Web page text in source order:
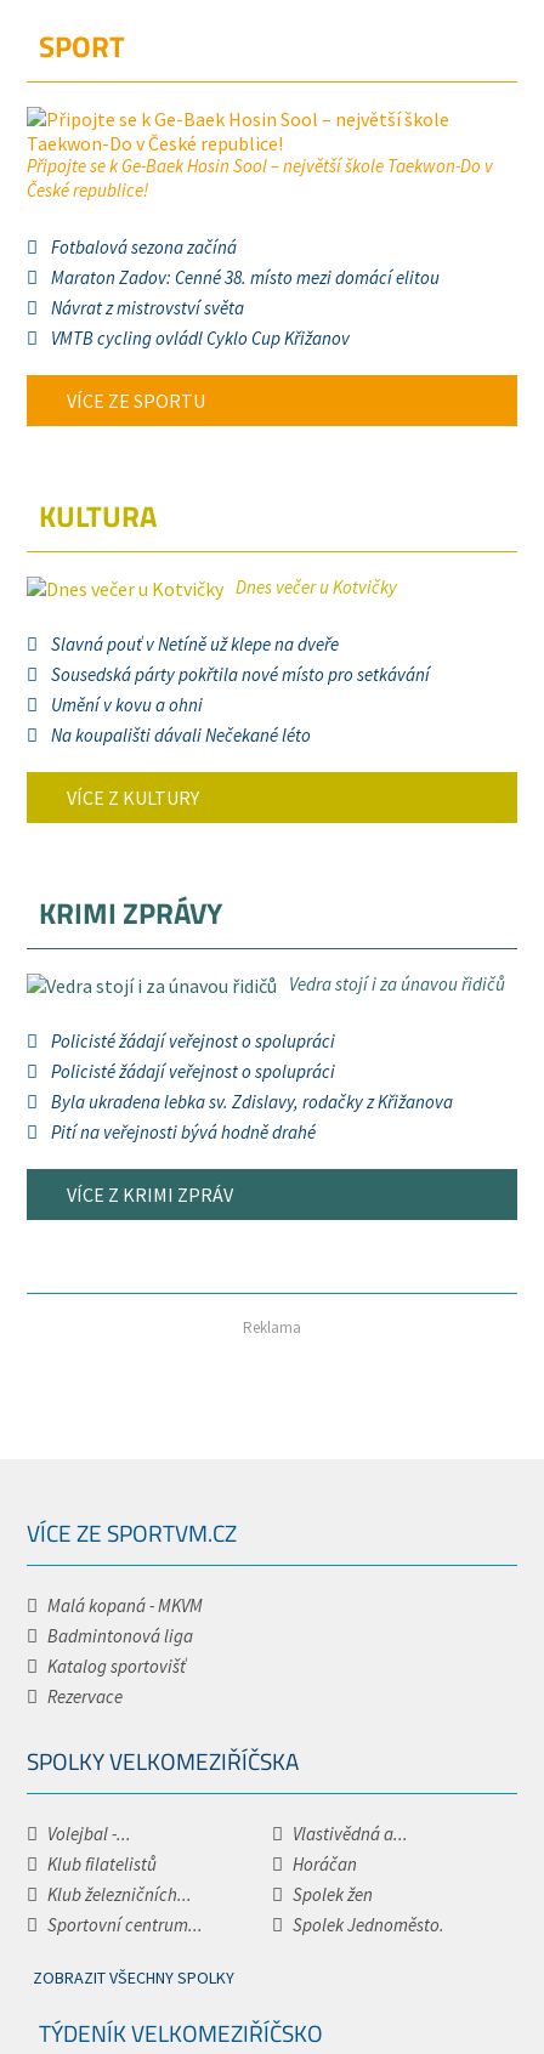
SPORT
Připojte se k Ge-Baek Hosin Sool – největší škole Taekwon-Do v
České republice!
Fotbalová sezona začíná
Maraton Zadov: Cenné 38. místo mezi domácí elitou
Návrat z mistrovství světa
VMTB cycling ovládl Cyklo Cup Křižanov
VÍCE ZE SPORTU
KULTURA
Dnes večer u Kotvičky
Slavná pouť v Netíně už klepe na dveře
Sousedská párty pokřtila nové místo pro setkávání
Umění v kovu a ohni
Na koupališti dávali Nečekané léto
VÍCE Z KULTURY
KRIMI ZPRÁVY
Vedra stojí i za únavou řidičů
Policisté žádají veřejnost o spolupráci
Policisté žádají veřejnost o spolupráci
Byla ukradena lebka sv. Zdislavy, rodačky z Křižanova
Pití na veřejnosti bývá hodně drahé
VÍCE Z KRIMI ZPRÁV
Reklama
VÍCE ZE SPORTVM.CZ
Malá kopaná - MKVM
Badmintonová liga
Katalog sportovišť
Rezervace
SPOLKY VELKOMEZIŘÍČSKA
Volejbal -...
Vlastivědná a...
Klub filatelistů
Horáčan
Klub železničních...
Spolek žen
Sportovní centrum...
Spolek Jednoměsto.
ZOBRAZIT VŠECHNY SPOLKY
TÝDENÍK VELKOMEZIŘÍČSKO